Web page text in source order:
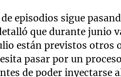
episodios sigue
que durante junio
están previstos otros
pasar por un
de poder inyectarse